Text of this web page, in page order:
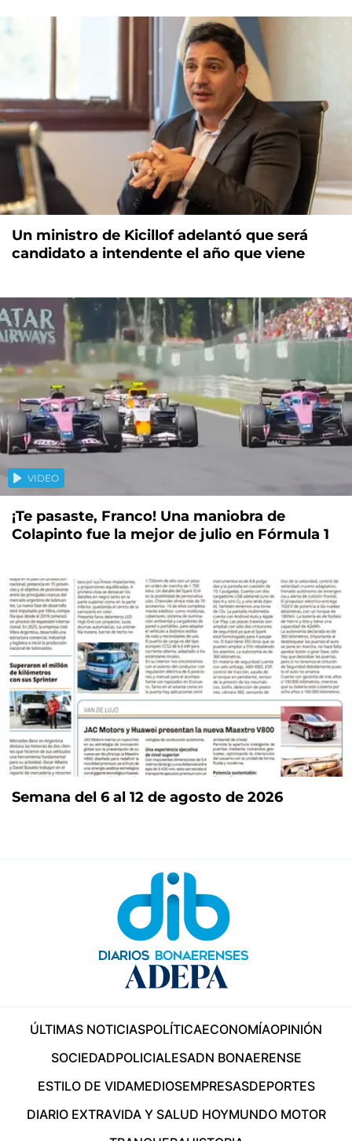
Un ministro de Kicillof adelantó que será
candidato a intendente el año que viene
VIDEO
¡Te pasaste, Franco! Una maniobra de
Colapinto fue la mejor de julio en Fórmula 1
Semana del 6 al 12 de agosto de 2026
ÚLTIMAS NOTICIASPOLÍTICAECONOMÍAOPINIÓN
SOCIEDADPOLICIALESADN BONAERENSE
ESTILO DE VIDAMEDIOSEMPRESASDEPORTES
DIARIO EXTRAVIDA Y SALUD HOYMUNDO MOTOR